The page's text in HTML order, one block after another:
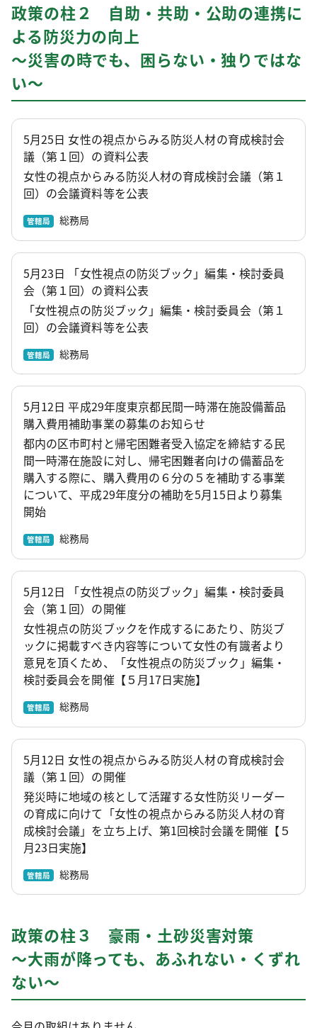
政策の柱２ 自助・共助・公助の連携に
よる防災力の向上
～災害の時でも、困らない・独りではな
い～
5月25日 女性の視点からみる防災人材の育成検討会
議（第１回）の資料公表
女性の視点からみる防災人材の育成検討会議（第１
回）の会議資料等を公表
管轄局 総務局
5月23日 「女性視点の防災ブック」編集・検討委員
会（第１回）の資料公表
「女性視点の防災ブック」編集・検討委員会（第１
回）の会議資料等を公表
管轄局 総務局
5月12日 平成29年度東京都民間一時滞在施設備蓄品
購入費用補助事業の募集のお知らせ
都内の区市町村と帰宅困難者受入協定を締結する民
間一時滞在施設に対し、帰宅困難者向けの備蓄品を
購入する際に、購入費用の６分の５を補助する事業
について、平成29年度分の補助を5月15日より募集
開始
管轄局 総務局
5月12日 「女性視点の防災ブック」編集・検討委員
会（第１回）の開催
女性視点の防災ブックを作成するにあたり、防災ブ
ックに掲載すべき内容等について女性の有識者より
意見を頂くため、「女性視点の防災ブック」編集・
検討委員会を開催【５月17日実施】
管轄局 総務局
5月12日 女性の視点からみる防災人材の育成検討会
議（第１回）の開催
発災時に地域の核として活躍する女性防災リーダー
の育成に向けて「女性の視点からみる防災人材の育
成検討会議」を立ち上げ、第1回検討会議を開催【５
月23日実施】
管轄局 総務局
政策の柱３ 豪雨・土砂災害対策
～大雨が降っても、あふれない・くずれ
ない～